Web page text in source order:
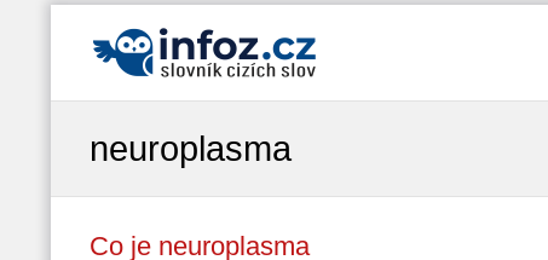
neuroplasma
Co je neuroplasma